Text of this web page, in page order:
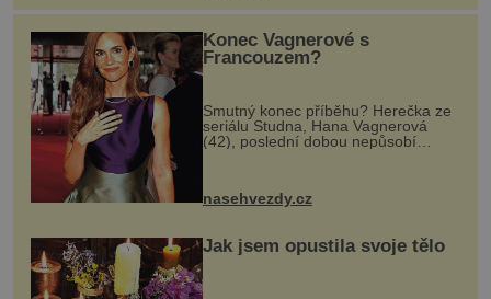
Konec Vagnerové s
Francouzem?
Smutný konec příběhu? Herečka ze
seriálu Studna, Hana Vagnerová
(42), poslední dobou nepůsobí
nasehvezdy.cz
Jak jsem opustila svoje tělo